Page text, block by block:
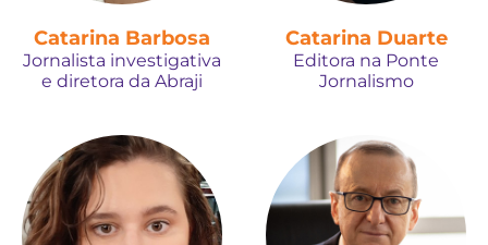
Catarina Barbosa
Jornalista investigativa
e diretora da Abraji
Catarina Duarte
Editora na Ponte
Jornalismo